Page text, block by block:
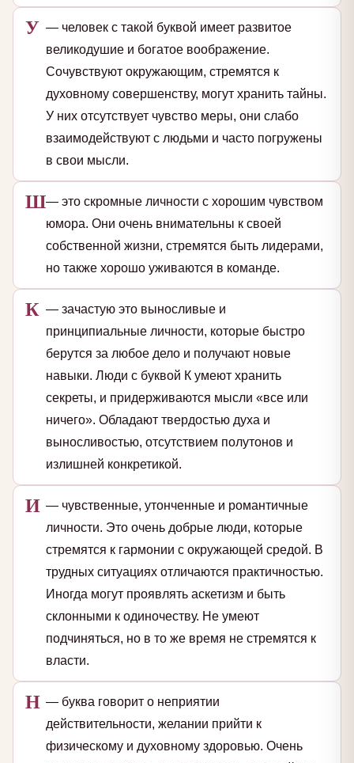
У — человек с такой буквой имеет развитое
великодушие и богатое воображение.
Сочувствуют окружающим, стремятся к
духовному совершенству, могут хранить тайны.
У них отсутствует чувство меры, они слабо
взаимодействуют с людьми и часто погружены
в свои мысли.
Ш— это скромные личности с хорошим чувством
юмора. Они очень внимательны к своей
собственной жизни, стремятся быть лидерами,
но также хорошо уживаются в команде.
К — зачастую это выносливые и
принципиальные личности, которые быстро
берутся за любое дело и получают новые
навыки. Люди с буквой К умеют хранить
секреты, и придерживаются мысли «все или
ничего». Обладают твердостью духа и
выносливостью, отсутствием полутонов и
излишней конкретикой.
И — чувственные, утонченные и романтичные
личности. Это очень добрые люди, которые
стремятся к гармонии с окружающей средой. В
трудных ситуациях отличаются практичностью.
Иногда могут проявлять аскетизм и быть
склонными к одиночеству. Не умеют
подчиняться, но в то же время не стремятся к
власти.
Н — буква говорит о неприятии
действительности, желании прийти к
физическому и духовному здоровью. Очень